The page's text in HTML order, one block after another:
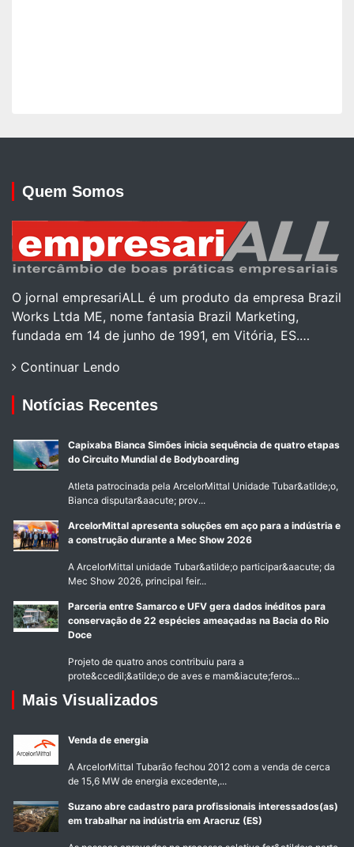
Quem Somos
O jornal empresariALL é um produto da empresa Brazil
Works Ltda ME, nome fantasia Brazil Marketing,
fundada em 14 de junho de 1991, em Vitória, ES.…
Continuar Lendo
Notícias Recentes
Capixaba Bianca Simões inicia sequência de quatro etapas
do Circuito Mundial de Bodyboarding
Atleta patrocinada pela ArcelorMittal Unidade Tubar&atilde;o,
Bianca disputar&aacute; prov...
ArcelorMittal apresenta soluções em aço para a indústria e
a construção durante a Mec Show 2026
A ArcelorMittal unidade Tubar&atilde;o participar&aacute; da
Mec Show 2026, principal feir...
Parceria entre Samarco e UFV gera dados inéditos para
conservação de 22 espécies ameaçadas na Bacia do Rio
Doce
Projeto de quatro anos contribuiu para a
prote&ccedil;&atilde;o de aves e mam&iacute;feros...
Mais Visualizados
Venda de energia
A ArcelorMittal Tubarão fechou 2012 com a venda de cerca
de 15,6 MW de energia excedente,...
Suzano abre cadastro para profissionais interessados(as)
em trabalhar na indústria em Aracruz (ES)